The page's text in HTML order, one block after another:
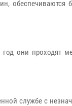
обеспечиваются
они проходят
службе с